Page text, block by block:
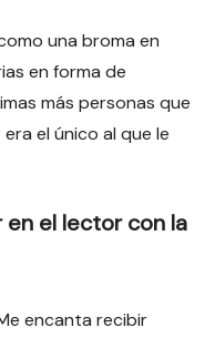
una broma en
en forma de
más personas que
el único al que le
el lector con la
encanta recibir